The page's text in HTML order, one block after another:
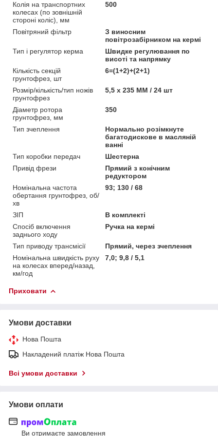
Колія на транспортних
колесах (по зовнішній
стороні коліс), мм
500
Повітряний фільтр
З виносним
повітрозабірником на кермі
Тип і регулятор керма
Швидке регулювання по
висоті та напрямку
Кількість секцій
грунтофрез, шт
6=(1+2)+(2+1)
Розмір/кількість/тип ножів
грунтофрез
5,5 х 235 ММ / 24 шт
Діаметр ротора
грунтофрез, мм
350
Тип зчеплення
Нормально розімкнуте
багатодискове в масляній
ванні
Тип коробки передач
Шестерна
Привід фрези
Прямий з конічним
редуктором
Номінальна частота
обертання грунтофрез, об/
хв
93; 130 / 68
ЗІП
В комплекті
Спосіб включення
заднього ходу
Ручка на кермі
Тип приводу трансмісії
Прямий, через зчеплення
Номінальна швидкість руху
на колесах вперед/назад,
км/год
7,0; 9,8 / 5,1
Приховати
Умови доставки
Нова Пошта
Накладений платіж Нова Пошта
Всі умови доставки
Умови оплати
Ви отримаєте замовлення